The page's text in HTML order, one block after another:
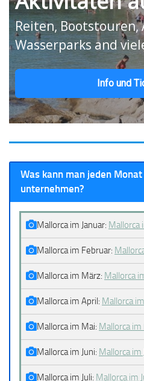
Reiten, Bootstouren,
Wasserparks and
Info und
Was kann man jeden
unternehmen?
Mallorca im Januar: Mallorca
Mallorca im Februar:
Mallorca im März: Mallorca
Mallorca im April: Mallorca
Mallorca im Mai: Mallorca im
Mallorca im Juni: Mallorca im
Mallorca im Juli: Mallorca im